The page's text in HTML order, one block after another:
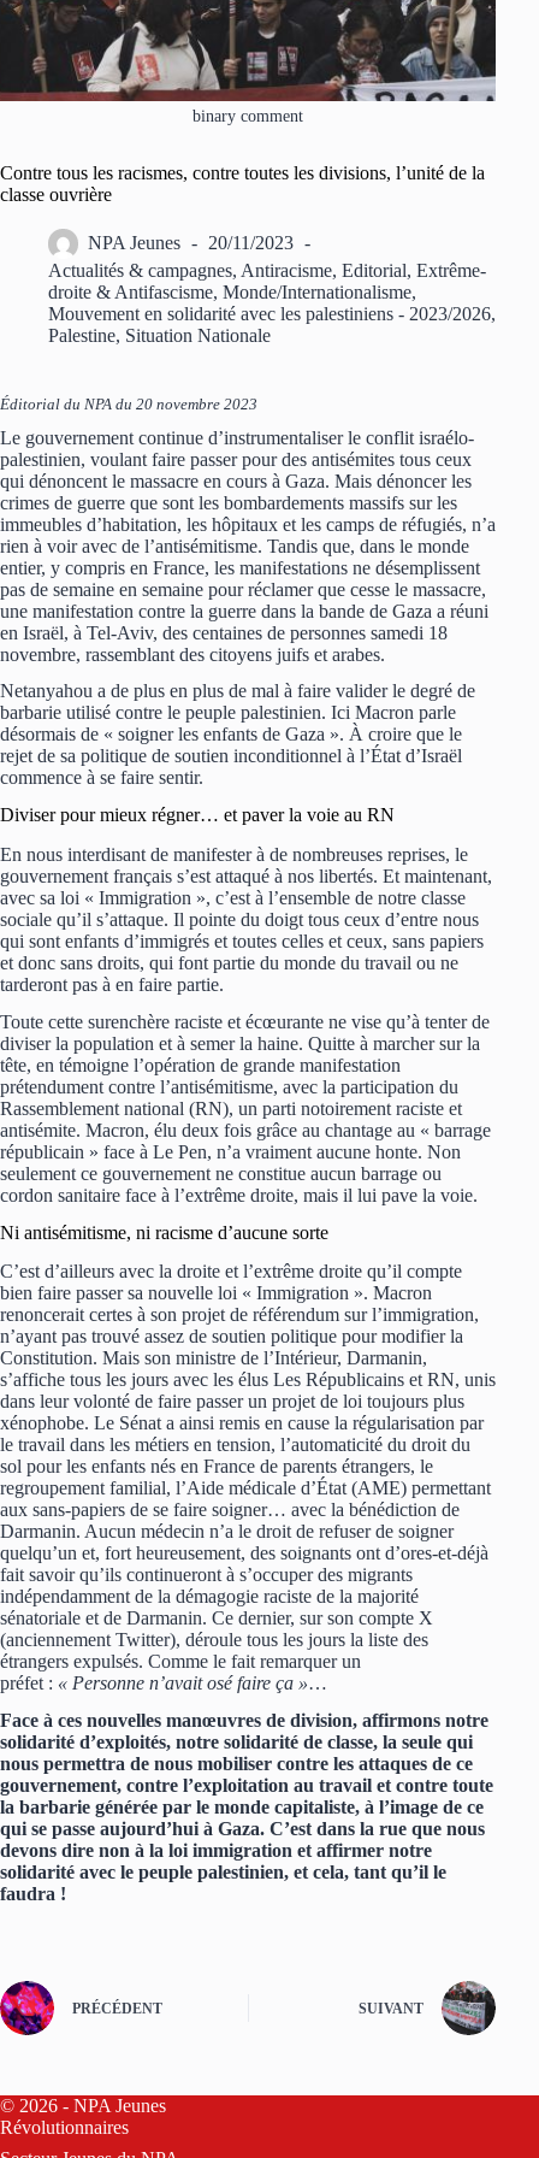
binary comment
Contre tous les racismes, contre toutes les divisions, l’unité de la
classe ouvrière
NPA Jeunes
20/11/2023
Actualités & campagnes, Antiracisme, Editorial, Extrême-
droite & Antifascisme, Monde/Internationalisme,
Mouvement en solidarité avec les palestiniens - 2023/2026,
Palestine, Situation Nationale
Éditorial du NPA du 20 novembre 2023
Le gouvernement continue d’instrumentaliser le conflit israélo-
palestinien, voulant faire passer pour des antisémites tous ceux
qui dénoncent le massacre en cours à Gaza. Mais dénoncer les
crimes de guerre que sont les bombardements massifs sur les
immeubles d’habitation, les hôpitaux et les camps de réfugiés, n’a
rien à voir avec de l’antisémitisme. Tandis que, dans le monde
entier, y compris en France, les manifestations ne désemplissent
pas de semaine en semaine pour réclamer que cesse le massacre,
une manifestation contre la guerre dans la bande de Gaza a réuni
en Israël, à Tel-Aviv, des centaines de personnes samedi 18
novembre, rassemblant des citoyens juifs et arabes.
Netanyahou a de plus en plus de mal à faire valider le degré de
barbarie utilisé contre le peuple palestinien. Ici Macron parle
désormais de « soigner les enfants de Gaza ». À croire que le
rejet de sa politique de soutien inconditionnel à l’État d’Israël
commence à se faire sentir.
Diviser pour mieux régner… et paver la voie au RN
En nous interdisant de manifester à de nombreuses reprises, le
gouvernement français s’est attaqué à nos libertés. Et maintenant,
avec sa loi « Immigration », c’est à l’ensemble de notre classe
sociale qu’il s’attaque. Il pointe du doigt tous ceux d’entre nous
qui sont enfants d’immigrés et toutes celles et ceux, sans papiers
et donc sans droits, qui font partie du monde du travail ou ne
tarderont pas à en faire partie.
Toute cette surenchère raciste et écœurante ne vise qu’à tenter de
diviser la population et à semer la haine. Quitte à marcher sur la
tête, en témoigne l’opération de grande manifestation
prétendument contre l’antisémitisme, avec la participation du
Rassemblement national (RN), un parti notoirement raciste et
antisémite. Macron, élu deux fois grâce au chantage au « barrage
républicain » face à Le Pen, n’a vraiment aucune honte. Non
seulement ce gouvernement ne constitue aucun barrage ou
cordon sanitaire face à l’extrême droite, mais il lui pave la voie.
Ni antisémitisme, ni racisme d’aucune sorte
C’est d’ailleurs avec la droite et l’extrême droite qu’il compte
bien faire passer sa nouvelle loi « Immigration ». Macron
renoncerait certes à son projet de référendum sur l’immigration,
n’ayant pas trouvé assez de soutien politique pour modifier la
Constitution. Mais son ministre de l’Intérieur, Darmanin,
s’affiche tous les jours avec les élus Les Républicains et RN, unis
dans leur volonté de faire passer un projet de loi toujours plus
xénophobe. Le Sénat a ainsi remis en cause la régularisation par
le travail dans les métiers en tension, l’automaticité du droit du
sol pour les enfants nés en France de parents étrangers, le
regroupement familial, l’Aide médicale d’État (AME) permettant
aux sans-papiers de se faire soigner… avec la bénédiction de
Darmanin. Aucun médecin n’a le droit de refuser de soigner
quelqu’un et, fort heureusement, des soignants ont d’ores-et-déjà
fait savoir qu’ils continueront à s’occuper des migrants
indépendamment de la démagogie raciste de la majorité
sénatoriale et de Darmanin. Ce dernier, sur son compte X
(anciennement Twitter), déroule tous les jours la liste des
étrangers expulsés. Comme le fait remarquer un
préfet : « Personne n’avait osé faire ça »…
Face à ces nouvelles manœuvres de division, affirmons notre
solidarité d’exploités, notre solidarité de classe, la seule qui
nous permettra de nous mobiliser contre les attaques de ce
gouvernement, contre l’exploitation au travail et contre toute
la barbarie générée par le monde capitaliste, à l’image de ce
qui se passe aujourd’hui à Gaza. C’est dans la rue que nous
devons dire non à la loi immigration et affirmer notre
solidarité avec le peuple palestinien, et cela, tant qu’il le
faudra !
PRÉCÉDENT SUIVANT
© 2026 - NPA Jeunes
Révolutionnaires